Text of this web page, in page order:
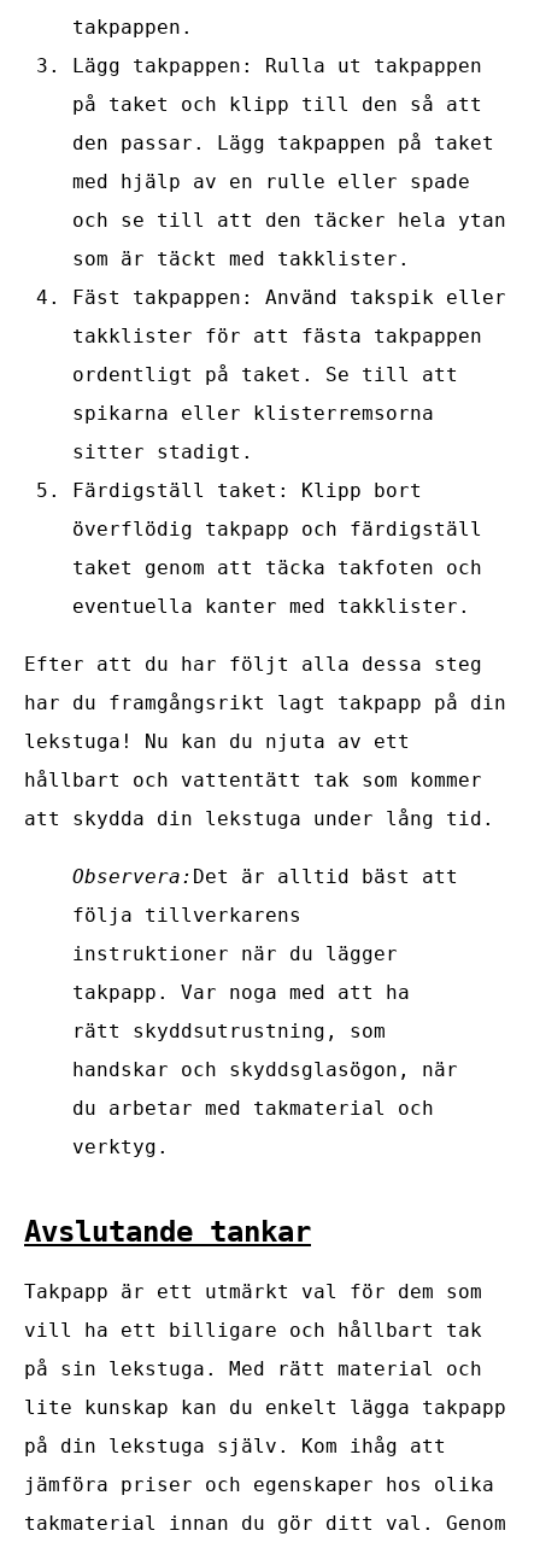
takpappen.
Lägg takpappen: Rulla ut takpappen
på taket och klipp till den så att
den passar. Lägg takpappen på taket
med hjälp av en rulle eller spade
och se till att den täcker hela ytan
som är täckt med takklister.
Fäst takpappen: Använd takspik eller
takklister för att fästa takpappen
ordentligt på taket. Se till att
spikarna eller klisterremsorna
sitter stadigt.
Färdigställ taket: Klipp bort
överflödig takpapp och färdigställ
taket genom att täcka takfoten och
eventuella kanter med takklister.
Efter att du har följt alla dessa steg
har du framgångsrikt lagt takpapp på din
lekstuga! Nu kan du njuta av ett
hållbart och vattentätt tak som kommer
att skydda din lekstuga under lång tid.
Observera: Det är alltid bäst att
följa tillverkarens
instruktioner när du lägger
takpapp. Var noga med att ha
rätt skyddsutrustning, som
handskar och skyddsglasögon, när
du arbetar med takmaterial och
verktyg.
Avslutande tankar
Takpapp är ett utmärkt val för dem som
vill ha ett billigare och hållbart tak
på sin lekstuga. Med rätt material och
lite kunskap kan du enkelt lägga takpapp
på din lekstuga själv. Kom ihåg att
jämföra priser och egenskaper hos olika
takmaterial innan du gör ditt val. Genom